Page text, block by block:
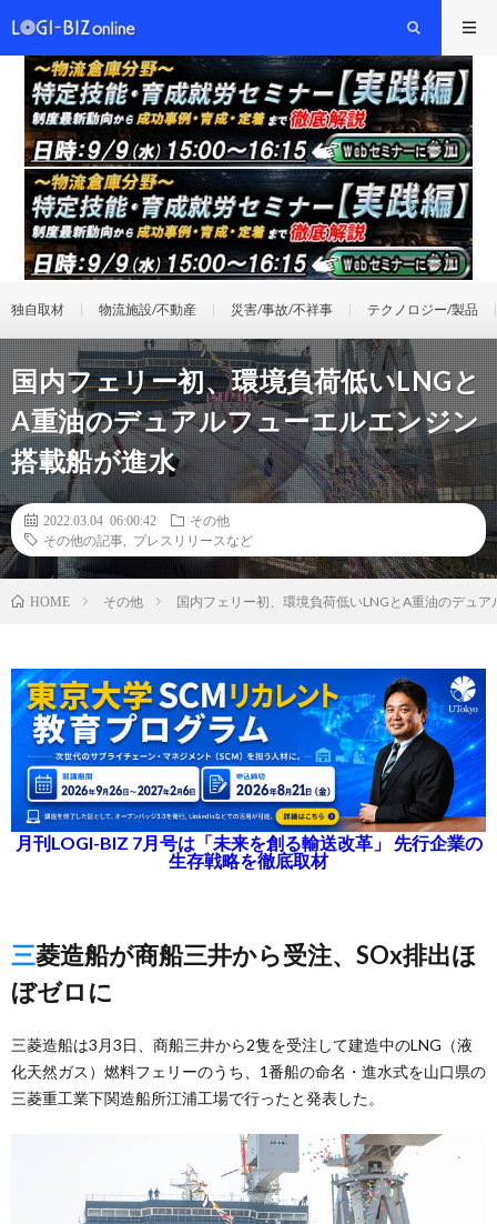
独自取材 物流施設/不動産 災害/事故/不祥事 テクノロジー/製品
国内フェリー初、環境負荷低いLNGと
A重油のデュアルフューエルエンジン
搭載船が進水
2022.03.04 06:00:42
その他
その他の記事
プレスリリースなど
HOME その他 国内フェリー初、環境負荷低いLNGとA重油のデュ
月刊LOGI-BIZ 7月号は「未来を創る輸送改革」 先行企業の
生存戦略を徹底取材
三菱造船が商船三井から受注、SOx排出ほ
ぼゼロに
三菱造船は3月3日、商船三井から2隻を受注して建造中のLNG（液
化天然ガス）燃料フェリーのうち、1番船の命名・進水式を山口県の
三菱重工業下関造船所江浦工場で行ったと発表した。